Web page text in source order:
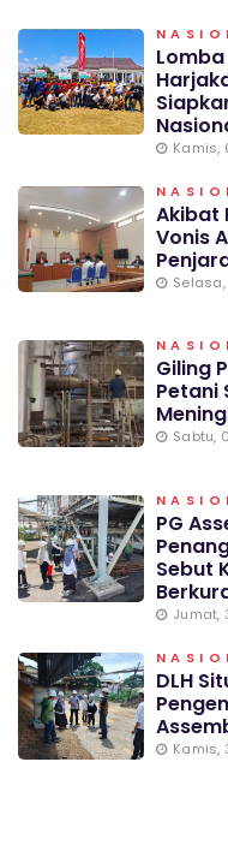
Kamis,
Akibat
Vonis
Giling
Petani
Sabtu,
PG
Sebut
Jumat,
DLH
Kamis,